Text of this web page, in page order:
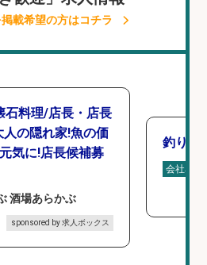
載希望の方はコチラ
石料理/店長・店長
の隠れ家!魚の価
気に!店長候補募
酒場あらかぶ
sponsored by 求人ボックス
釣り具
会社名